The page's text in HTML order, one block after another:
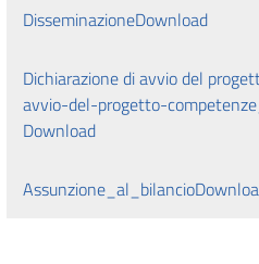
DisseminazioneDownload
Dichiarazione di avvio del
avvio-del-progetto-
Download
Assunzione_al_bilancio